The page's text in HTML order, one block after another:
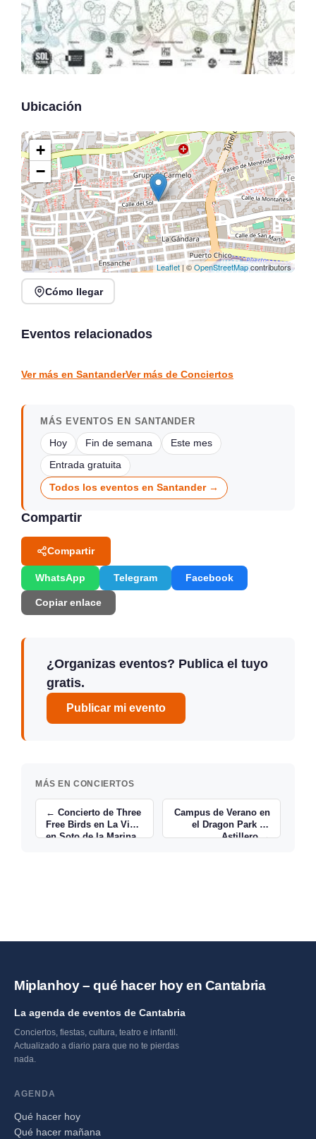
Ubicación
+
−
Leaflet| ©OpenStreetMapcontributors
Cómo llegar
Eventos relacionados
Conciertos de la Atalaya
Laredo
Ver más en SantanderVer más de Conciertos
MÁS EVENTOS EN SANTANDER
Hoy Fin de semana Este mes
Entrada gratuita
Todos los eventos en Santander →
Compartir
Compartir
WhatsApp Telegram Facebook
Copiar enlace
¿Organizas eventos? Publica el tuyo
gratis.
Publicar mi evento
MÁS EN CONCIERTOS
← Concierto de Three
Free Birds en La Viga
en Soto de la Marina
Campus de Verano en
el Dragon Park de
Astillero →
Miplanhoy – qué hacer hoy en Cantabria
La agenda de eventos de Cantabria
Conciertos, fiestas, cultura, teatro e infantil.
Actualizado a diario para que no te pierdas
nada.
AGENDA
Qué hacer hoy
Qué hacer mañana